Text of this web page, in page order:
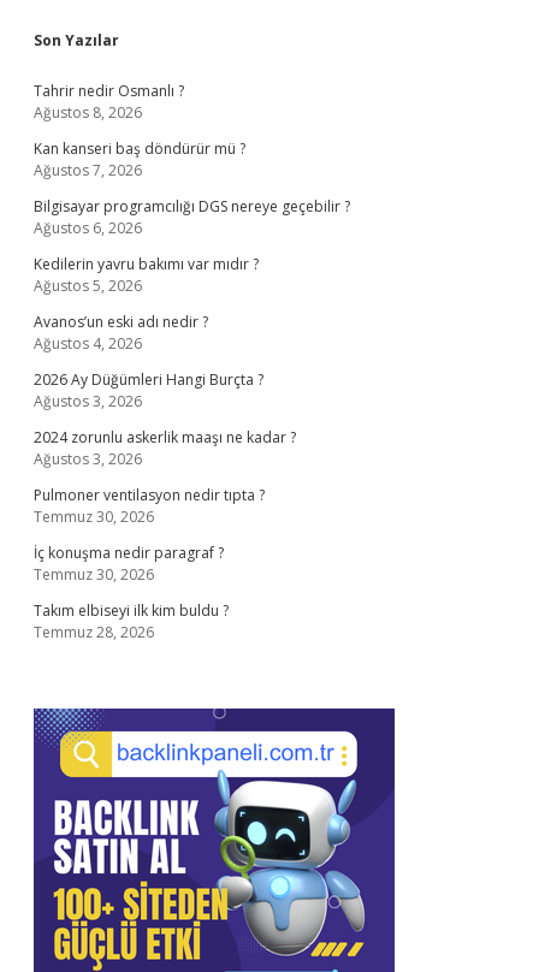
Sidebar
Son Yazılar
Tahrir nedir Osmanlı ?
Ağustos 8, 2026
Kan kanseri baş döndürür mü ?
Ağustos 7, 2026
Bilgisayar programcılığı DGS nereye geçebilir ?
Ağustos 6, 2026
Kedilerin yavru bakımı var mıdır ?
Ağustos 5, 2026
Avanos’un eski adı nedir ?
Ağustos 4, 2026
2026 Ay Düğümleri Hangi Burçta ?
Ağustos 3, 2026
2024 zorunlu askerlik maaşı ne kadar ?
Ağustos 3, 2026
Pulmoner ventilasyon nedir tıpta ?
Temmuz 30, 2026
İç konuşma nedir paragraf ?
Temmuz 30, 2026
Takım elbiseyi ilk kim buldu ?
Temmuz 28, 2026